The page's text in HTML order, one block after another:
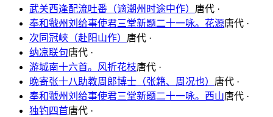
武关西逢配流吐番（谪潮州时途中作） 唐代 ·
奉和虢州刘给事使君三堂新题二十一咏。花源唐代 ·
次同冠峡（赴阳山作） 唐代 ·
纳凉联句唐代 ·
游城南十六首。风折花枝唐代 ·
晚寄张十八助教周郎博士（张籍、周况也） 唐代 ·
奉和虢州刘给事使君三堂新题二十一咏。西山唐代 ·
独钓四首唐代 ·